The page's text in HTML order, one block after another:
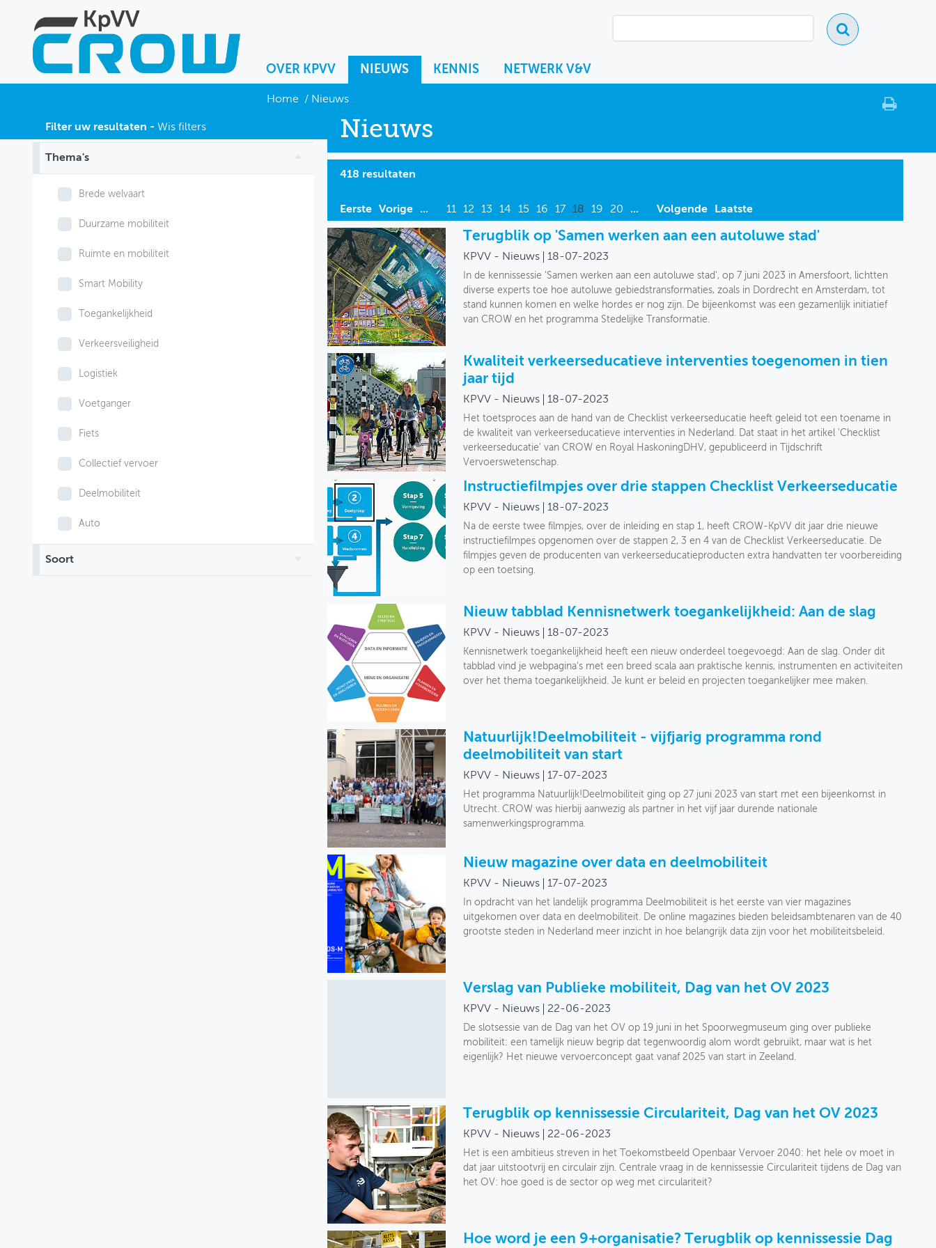
OVER KPVV NIEUWS KENNIS NETWERK V&V
NIEUWS
KENNIS
NETWERK V&V
Home / Nieuws
Filter uw resultaten - Wis filters
Thema's
Brede welvaart
Duurzame mobiliteit
Ruimte en mobiliteit
Smart Mobility
Toegankelijkheid
Verkeersveiligheid
Logistiek
Voetganger
Fiets
Collectief vervoer
Deelmobiliteit
Auto
Soort
Nieuws
418 resultaten
Eerste Vorige ... 11 12 13 14 15 16 17 18 19 20 ... Volgende Laatste
Terugblik op 'Samen werken aan een autoluwe stad'
KPVV - Nieuws 18-07-2023
In de kennissessie 'Samen werken aan een autoluwe stad', op 7 juni 2023 in Amersfoort, lichtten
diverse experts toe hoe autoluwe gebiedstransformaties, zoals in Dordrecht en Amsterdam, tot
stand kunnen komen en welke hordes er nog zijn. De bijeenkomst was een gezamenlijk initiatief
van CROW en het programma Stedelijke Transformatie.
Kwaliteit verkeerseducatieve interventies toegenomen in tien
jaar tijd
KPVV - Nieuws 18-07-2023
Het toetsproces aan de hand van de Checklist verkeerseducatie heeft geleid tot een toename in
de kwaliteit van verkeerseducatieve interventies in Nederland. Dat staat in het artikel 'Checklist
verkeerseducatie' van CROW en Royal HaskoningDHV, gepubliceerd in Tijdschrift
Vervoerswetenschap.
Instructiefilmpjes over drie stappen Checklist Verkeerseducatie
KPVV - Nieuws 18-07-2023
Na de eerste twee filmpjes, over de inleiding en stap 1, heeft CROW-KpVV dit jaar drie nieuwe
instructiefilmpes opgenomen over de stappen 2, 3 en 4 van de Checklist Verkeerseducatie. De
filmpjes geven de producenten van verkeerseducatieproducten extra handvatten ter voorbereiding
op een toetsing.
Nieuw tabblad Kennisnetwerk toegankelijkheid: Aan de slag
KPVV - Nieuws 18-07-2023
Kennisnetwerk toegankelijkheid heeft een nieuw onderdeel toegevoegd: Aan de slag. Onder dit
tabblad vind je webpagina's met een breed scala aan praktische kennis, instrumenten en activiteiten
over het thema toegankelijkheid. Je kunt er beleid en projecten toegankelijker mee maken.
Natuurlijk!Deelmobiliteit - vijfjarig programma rond
deelmobiliteit van start
KPVV - Nieuws 17-07-2023
Het programma Natuurlijk!Deelmobiliteit ging op 27 juni 2023 van start met een bijeenkomst in
Utrecht. CROW was hierbij aanwezig als partner in het vijf jaar durende nationale
samenwerkingsprogramma.
Nieuw magazine over data en deelmobiliteit
KPVV - Nieuws 17-07-2023
In opdracht van het landelijk programma Deelmobiliteit is het eerste van vier magazines
uitgekomen over data en deelmobiliteit. De online magazines bieden beleidsambtenaren van de 40
grootste steden in Nederland meer inzicht in hoe belangrijk data zijn voor het mobiliteitsbeleid.
Verslag van Publieke mobiliteit, Dag van het OV 2023
KPVV - Nieuws 22-06-2023
De slotsessie van de Dag van het OV op 19 juni in het Spoorwegmuseum ging over publieke
mobiliteit: een tamelijk nieuw begrip dat tegenwoordig alom wordt gebruikt, maar wat is het
eigenlijk? Het nieuwe vervoerconcept gaat vanaf 2025 van start in Zeeland.
Terugblik op kennissessie Circulariteit, Dag van het OV 2023
KPVV - Nieuws 22-06-2023
Het is een ambitieus streven in het Toekomstbeeld Openbaar Vervoer 2040: het hele ov moet in
dat jaar uitstootvrij en circulair zijn. Centrale vraag in de kennissessie Circulariteit tijdens de Dag van
het OV: hoe goed is de sector op weg met circulariteit?
Hoe word je een 9+organisatie? Terugblik op kennissessie Dag